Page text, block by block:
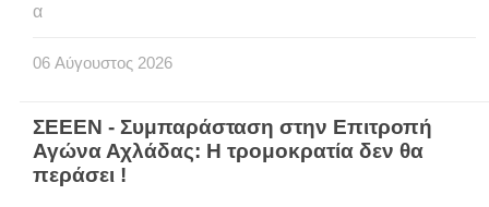
α
06 Αύγουστος 2026
ΣΕΕΕΝ - Συμπαράσταση στην Επιτροπή
Αγώνα Αχλάδας: Η τρομοκρατία δεν θα
περάσει !